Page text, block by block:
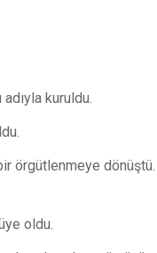
kuruldu.
örgütlenmeye
oldu.